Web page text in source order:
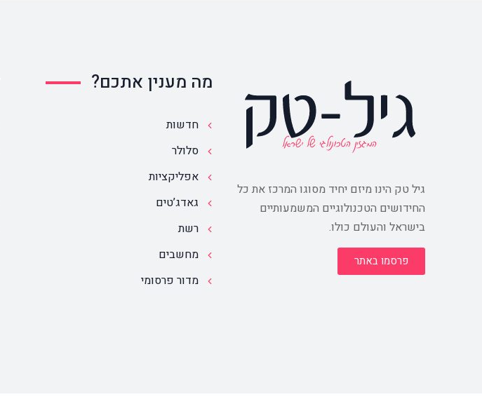
גיל טק הינו מיזם יחיד מסוגו המרכז את כל
החידושים הטכנולוגיים המשמעותיים
בישראל והעולם כולו.
פרסמו באתר
מה מענין אתכם?
חדשות
סלולר
אפליקציות
גאדג’טים
רשת
מחשבים
מדור פרסומי